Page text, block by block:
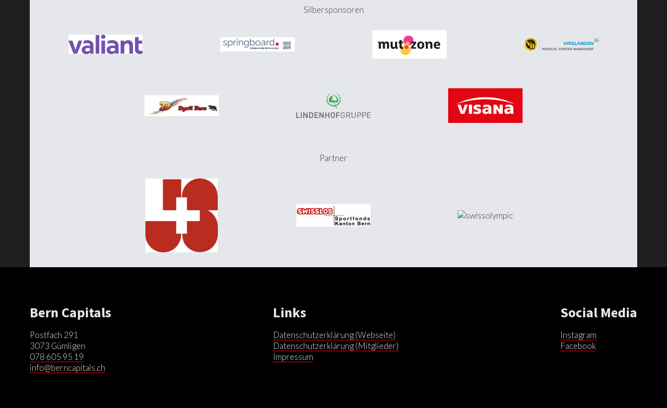
Silbersponsoren
Partner
Bern Capitals
Postfach 291
3073 Gümligen
078 605 95 19
info@berncapitals.ch
Links
Datenschutzerklärung (Webseite)
Datenschutzerklärung (Mitglieder)
Impressum
Social Media
Instagram
Facebook